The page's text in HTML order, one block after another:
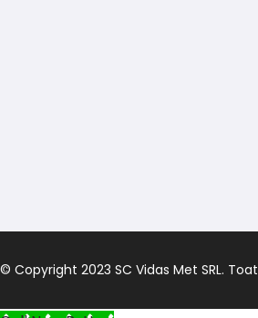
© Copyright 2023 SC Vidas Met SRL.